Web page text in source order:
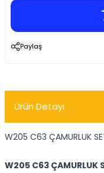
Paylaş
Ürün Detayı
W205 C63 ÇAMURLUK
W205 C63 ÇAMURLUK